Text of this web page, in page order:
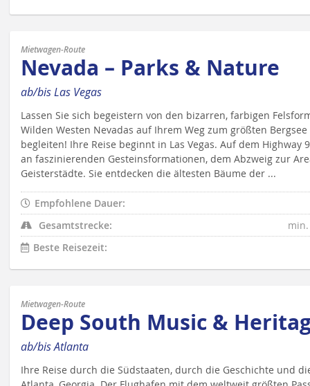
Mietwagen-Route
Nevada – Parks & Nature
ab/bis Las Vegas
Lassen Sie sich begeistern von den bizarren, farbigen
Wilden Westen Nevadas auf Ihrem Weg zum größten
begleiten! Ihre Reise beginnt in Las Vegas. Auf dem Highway
an faszinierenden Gesteinsformationen, dem Abzweig zur
Geisterstädte. Sie entdecken die ältesten Bäume der ...
Empfohlene Dauer:
Gesamtstrecke:
Beste Reisezeit:
Mietwagen-Route
Deep South Music &
ab/bis Atlanta
Ihre Reise durch die Südstaaten, durch die Geschichte und